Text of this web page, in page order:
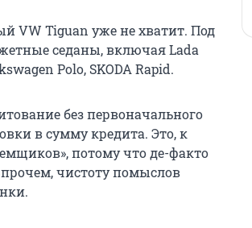
VW Tiguan уже не хватит. Под
седаны, включая Lada
Polo, SKODA Rapid.
без первоначального
в сумму кредита. Это, к
потому что де-факто
чистоту помыслов